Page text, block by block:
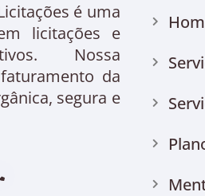
é uma
licitações e
Nossa
da
segura e